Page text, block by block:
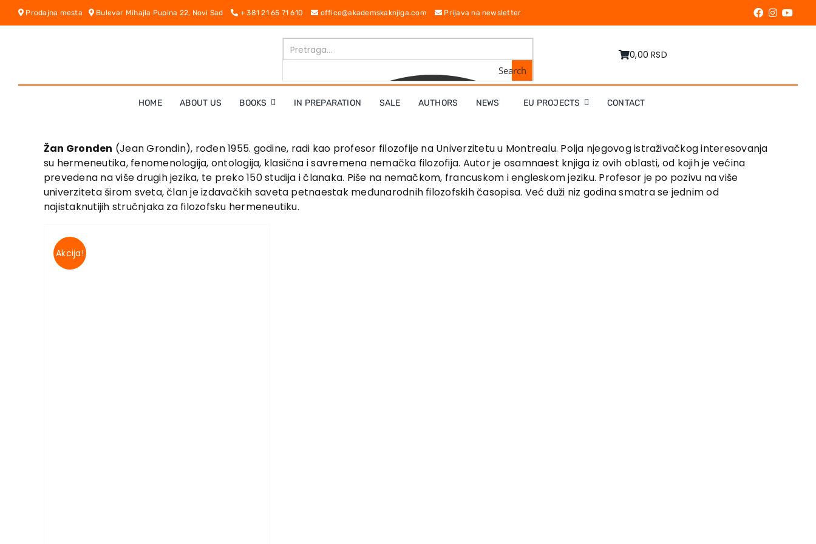
Skip
Prodajna mesta Bulevar Mihajla Pupina 22, Novi Sad + 381 21 65 71 610 office@akademskaknjiga.com Prijava na newsletter
Search
0,00 RSD
HOME ABOUT US BOOKS IN PREPARATION SALE AUTHORS NEWS EU PROJECTS CONTACT
Žan Gronden (Jean Grondin), rođen 1955. godine, radi kao pro­fesor filozofije na Univerzitetu u Montrealu. Polja njegovog istraživačkog interesovanja
su hermeneutika, fenomenologija, ontologija, klasična i savremena nemačka filozofija. Autor je osamnaest knjiga iz ovih oblasti, od kojih je većina
prevedena na više drugih jezika, te preko 150 studija i članaka. Piše na nemačkom, francuskom i engle­skom jeziku. Profesor je po pozivu na više
univerziteta širom sveta, član je izdavačkih saveta petnaestak međunarodnih filozofskih časo­pisa. Već duži niz godina smatra se jednim od
najistaknutijih struč­nja­ka za filozofsku hermeneutiku.
Akcija!